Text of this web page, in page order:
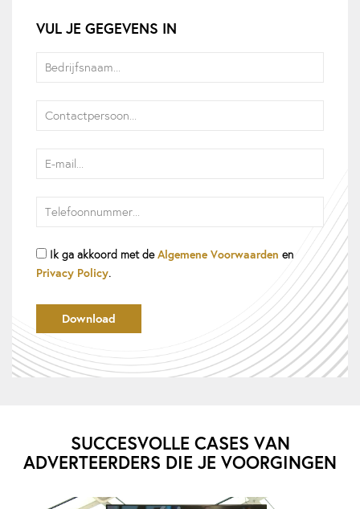
VUL JE GEGEVENS IN
Ik ga akkoord met deAlgemene Voorwaarden en
Privacy Policy.
SUCCESVOLLE CASES VAN
ADVERTEERDERS DIE JE VOORGINGEN